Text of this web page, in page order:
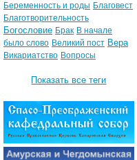
Беременность и роды Благовест
Благотворительность
Богословие Брак В начале
было слово Великий пост Вера
Викариатство Вопросы
Показать все теги